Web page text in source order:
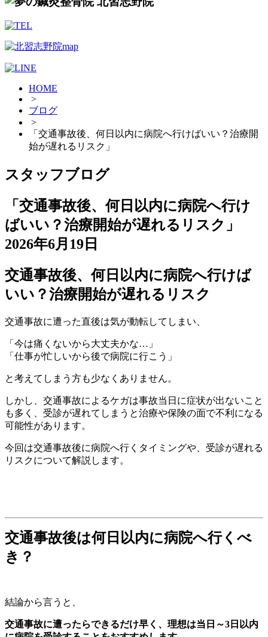
HOME
>
ブログ
>
「交通事故後、何日以内に病院へ行けばいい？治療開
始が遅れるリスク」
スタッフブログ
「交通事故後、何日以内に病院へ行け
ばいい？治療開始が遅れるリスク」
2026年6月19日
交通事故後、何日以内に病院へ行けば
いい？治療開始が遅れるリスク
交通事故に遭った直後は気が動転してしまい、
「今は痛くないから大丈夫かな…」
「仕事が忙しいから後で病院に行こう」
と考えてしまう方も少なくありません。
しかし、交通事故によるケガは事故当日に症状が出ないこと
も多く、受診が遅れてしまうと治療や保険の面で不利になる
可能性があります。
今回は交通事故後に病院へ行くタイミングや、受診が遅れる
リスクについて解説します。
交通事故後は何日以内に病院へ行くべ
き？
結論から言うと、
交通事故に遭ったらできるだけ早く、理想は当日～3日以内